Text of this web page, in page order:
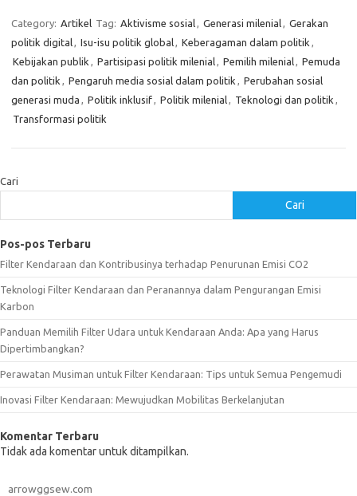
Category: Artikel Tag: Aktivisme sosial, Generasi milenial, Gerakan
politik digital, Isu-isu politik global, Keberagaman dalam politik ,
Kebijakan publik , Partisipasi politik milenial, Pemilih milenial, Pemuda
dan politik , Pengaruh media sosial dalam politik , Perubahan sosial
generasi muda , Politik inklusif, Politik milenial, Teknologi dan politik ,
Transformasi politik
Cari
Cari
Pos-pos Terbaru
Filter Kendaraan dan Kontribusinya terhadap Penurunan Emisi CO2
Teknologi Filter Kendaraan dan Peranannya dalam Pengurangan Emisi
Karbon
Panduan Memilih Filter Udara untuk Kendaraan Anda: Apa yang Harus
Dipertimbangkan?
Perawatan Musiman untuk Filter Kendaraan: Tips untuk Semua Pengemudi
Inovasi Filter Kendaraan: Mewujudkan Mobilitas Berkelanjutan
Komentar Terbaru
Tidak ada komentar untuk ditampilkan.
arrowggsew.com